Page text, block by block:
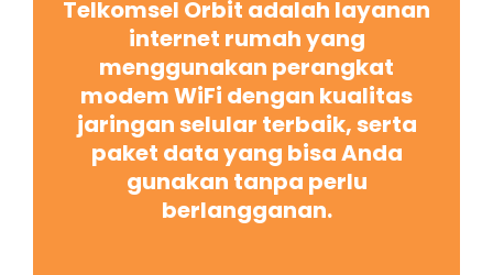
Telkomsel Orbit adalah layanan
internet rumah yang
menggunakan perangkat
modem WiFi dengan kualitas
jaringan selular terbaik, serta
paket data yang bisa Anda
gunakan tanpa perlu
berlangganan.